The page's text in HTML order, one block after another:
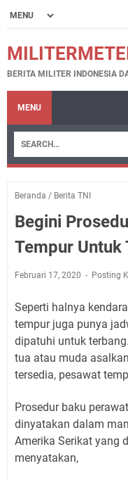
BERITA MILITER INDONESIA
MENU
Beranda / Berita TNI
Begini
Tempur Untuk
Februari 17, 2020 Posting
Seperti halnya
tempur juga punya
dipatuhi untuk
tua atau muda
tersedia, pesawat
Prosedur baku
dinyatakan dalam
Amerika Serikat yang
menyatakan,